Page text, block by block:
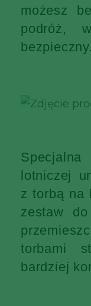
możesz
podróż,
bezpieczny.
lotniczej
z torbą na
zestaw
torbami
bardziej